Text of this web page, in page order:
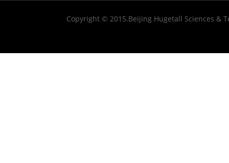
Copyright © 2015.Beijing Hugetall Sciences